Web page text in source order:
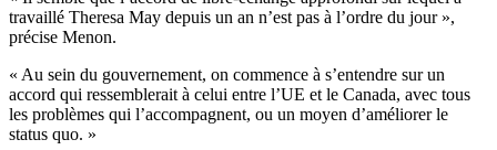
travaillé Theresa May depuis un an n’est pas à l’ordre du jour »,
précise Menon.
« Au sein du gouvernement, on commence à s’entendre sur un
accord qui ressemblerait à celui entre l’UE et le Canada, avec tous
les problèmes qui l’accompagnent, ou un moyen d’améliorer le
status quo. »